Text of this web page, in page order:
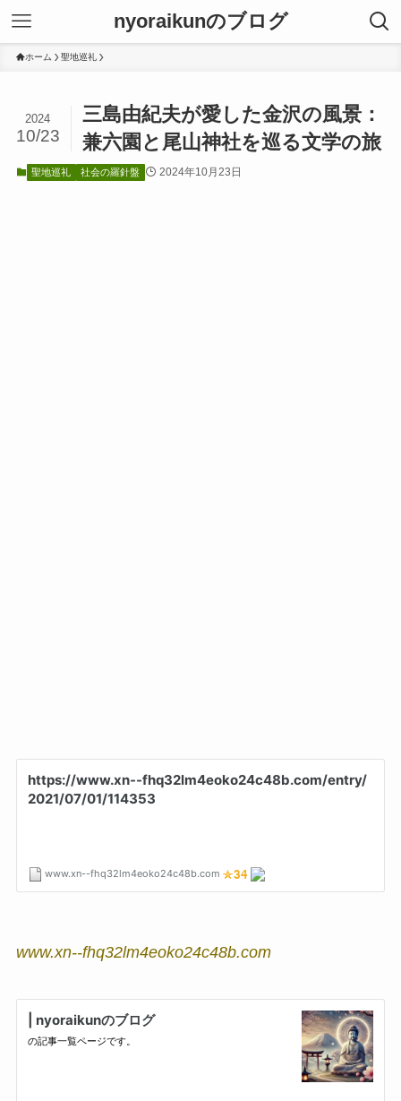
nyoraikunのブログ
ホーム 聖地巡礼
三島由紀夫が愛した金沢の風景：
兼六園と尾山神社を巡る文学の旅
2024
10/23
聖地巡礼 社会の羅針盤 2024年10月23日
www.xn--fhq32lm4eoko24c48b.com